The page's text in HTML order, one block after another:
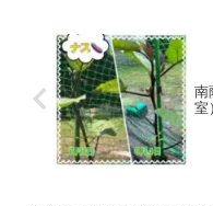
南
室